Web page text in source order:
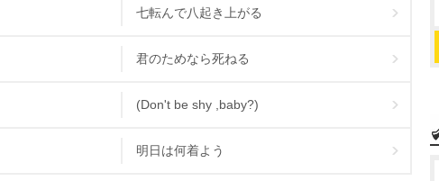
七転んで八起き上がる
君のためなら死ねる
(Don't be shy ,baby?)
明日は何着よう